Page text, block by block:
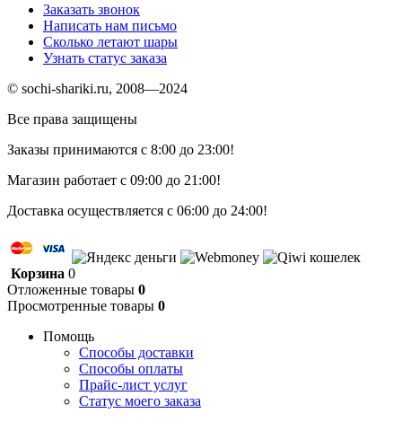
Заказать звонок
Написать нам письмо
Сколько летают шары
Узнать статус заказа
© sochi-shariki.ru, 2008—2024
Все права защищены
Заказы принимаются с 8:00 до 23:00!
Магазин работает с 09:00 до 21:00!
Доставка осуществляется с 06:00 до 24:00!
Корзина 0
Отложенные товары 0
Просмотренные товары 0
Помощь
Способы доставки
Способы оплаты
Прайс-лист услуг
Статус моего заказа